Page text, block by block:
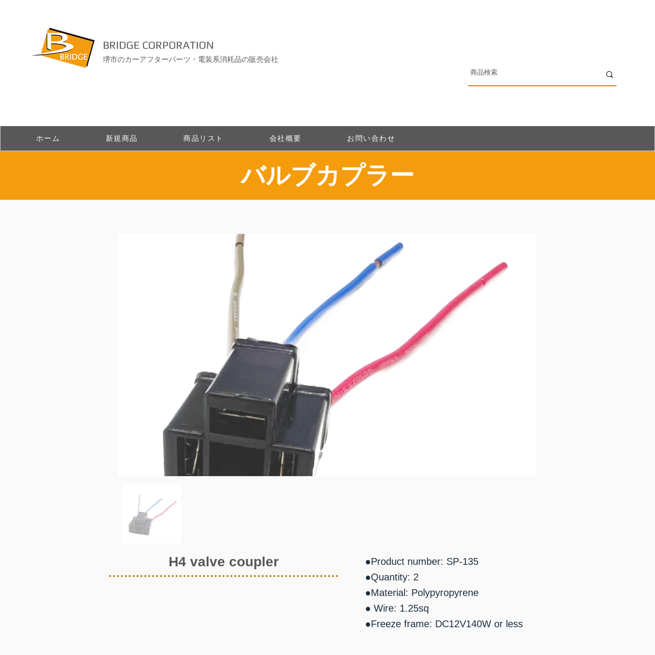
BRIDGE CORPORATION
堺市のカーアフターパーツ・電装系消耗品の販売会社
ホーム 新規商品 商品リスト 会社概要 お問い合わせ
​バルブカプラー
H4 valve coupler
●Product number: SP-135
●Quantity: 2
●Material: Polypyropyrene
● Wire: 1.25sq
●Freeze frame: DC12V140W or less